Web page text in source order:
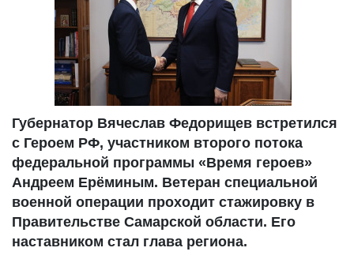
Губернатор Вячеслав Федорищев встретился
с Героем РФ, участником второго потока
федеральной программы «Время героев»
Андреем Ерёминым. Ветеран специальной
военной операции проходит стажировку в
Правительстве Самарской области. Его
наставником стал глава региона.